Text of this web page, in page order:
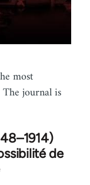
most
journal is
de